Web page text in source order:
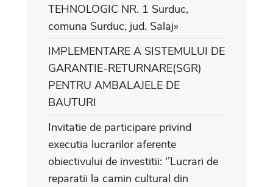
TEHNOLOGIC NR. 1 Surduc,
comuna Surduc, jud. Salaj»
IMPLEMENTARE A SISTEMULUI DE
GARANTIE-RETURNARE(SGR)
PENTRU AMBALAJELE DE
BAUTURI
Invitatie de participare privind
executia lucrarilor aferente
obiectivului de investitii: ‘’Lucrari de
reparatii la camin cultural din